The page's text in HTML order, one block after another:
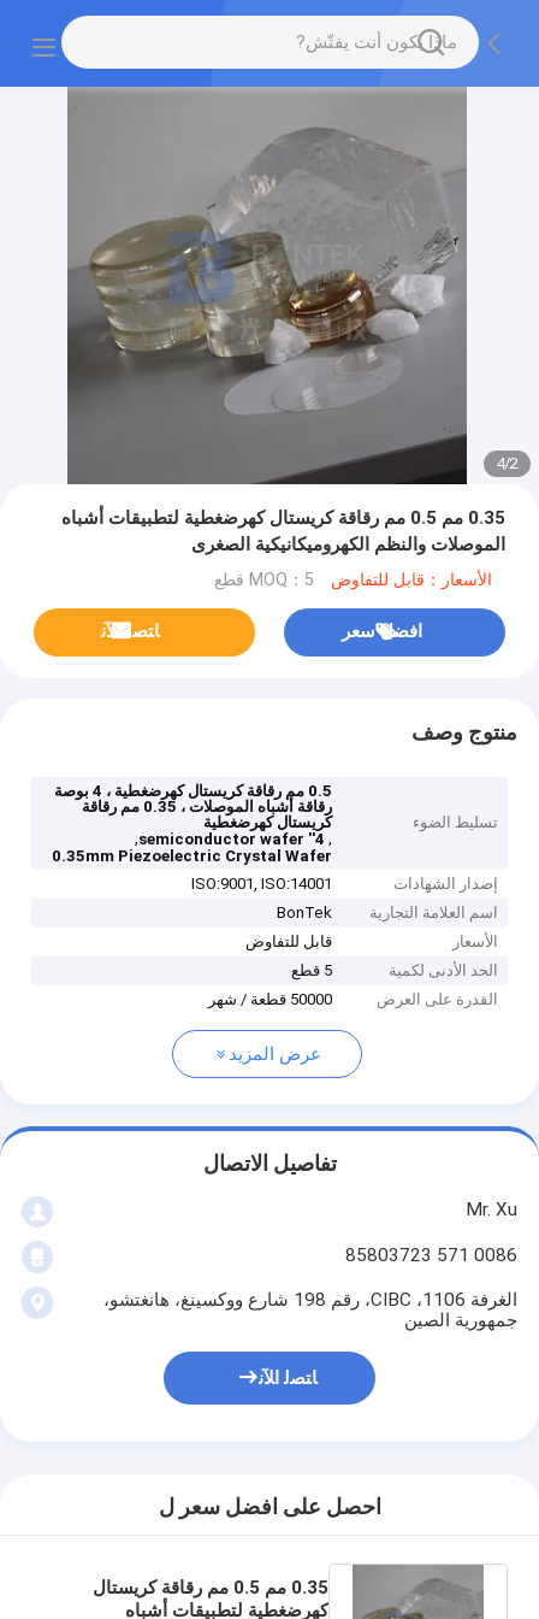
2
/
4
0.35 مم 0.5 مم رقاقة كريستال كهرضغطية لتطبيقات أشباه
الموصلات والنظم الكهروميكانيكية الصغرى
الأسعار：قابل للتفاوض MOQ：5 قطع
افضل سعر ﺎﺘﺼﻟ ﺍﻶﻧ
منتوج وصف
تسليط الضوء
0.5 مم رقاقة كريستال كهرضغطية ، 4 بوصة
رقاقة أشباه الموصلات ، 0.35 مم رقاقة
كريستال كهرضغطية
,
4'' semiconductor wafer
,
0.35mm Piezoelectric Crystal Wafer
إصدار الشهادات
ISO:9001, ISO:14001
اسم العلامة التجارية
BonTek
الأسعار
قابل للتفاوض
الحد الأدنى لكمية
5 قطع
القدرة على العرض
50000 قطعة / شهر
عرض المزيد
تفاصيل الاتصال
Mr. Xu
0086 571 85803723
الغرفة 1106، CIBC، رقم 198 شارع ووكسينغ، هانغتشو،
جمهورية الصين
ﺎﺘﺼﻟ ﺍﻶﻧ
احصل على افضل سعر ل
0.35 مم 0.5 مم رقاقة كريستال
كهرضغطية لتطبيقات أشباه